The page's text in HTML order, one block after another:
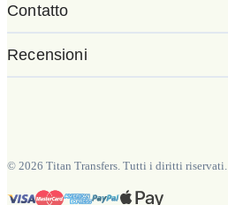
Contatto
Recensioni
© 2026 Titan Transfers. Tutti i diritti riservati.